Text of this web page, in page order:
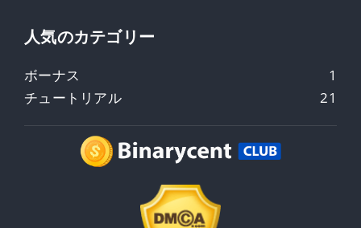
人気のカテゴリー
ボーナス
1
チュートリアル
21